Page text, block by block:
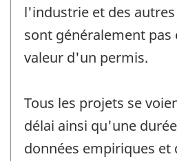
l'industrie et des
sont généralement pas
valeur d'un permis.
Tous les projets se
délai ainsi qu'une
données empiriques et